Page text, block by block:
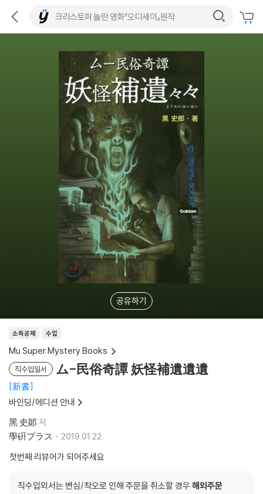
공유하기
소득공제 수입
Mu Super Mystery Books
직수입일서 ム-民俗奇譚 妖怪補遺遺遺
新書
바인딩/에디션 안내
黑 史郞 저
學硏プラス
2019.01.22.
첫번째 리뷰어가 되어주세요
직수입외서는 변심/착오로 인해 주문을 취소할 경우 해외주문